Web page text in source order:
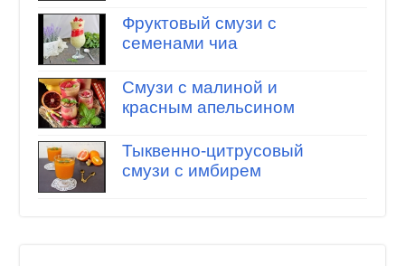
Фруктовый смузи с
семенами чиа
Смузи с малиной и
красным апельсином
Тыквенно-цитрусовый
смузи с имбирем